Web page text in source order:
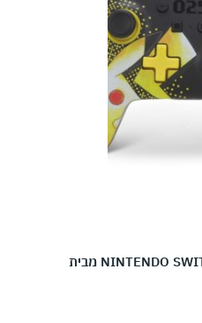
שלט אלחוטי ל- NINTENDO SWITCH מבית